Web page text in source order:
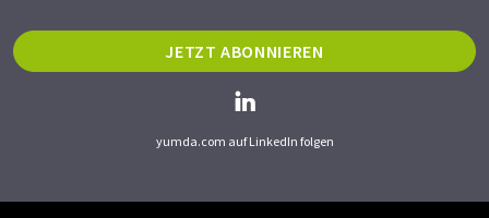
JETZT ABONNIEREN
yumda.com auf LinkedIn folgen